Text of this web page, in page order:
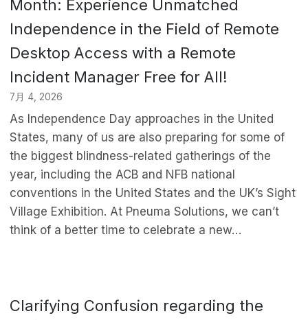
Month: Experience Unmatched
Independence in the Field of Remote
Desktop Access with a Remote
Incident Manager Free for All!
7月 4, 2026
As Independence Day approaches in the United
States, many of us are also preparing for some of
the biggest blindness-related gatherings of the
year, including the ACB and NFB national
conventions in the United States and the UK’s Sight
Village Exhibition. At Pneuma Solutions, we can’t
think of a better time to celebrate a new…
Clarifying Confusion regarding the